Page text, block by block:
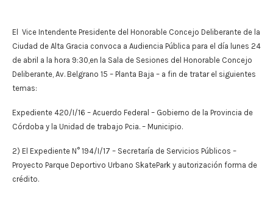
El Vice Intendente Presidente del Honorable Concejo Deliberante de la
Ciudad de Alta Gracia convoca a Audiencia Pública para el día lunes 24
de abril a la hora 9:30,en la Sala de Sesiones del Honorable Concejo
Deliberante, Av. Belgrano 15 – Planta Baja – a fin de tratar el siguientes
temas:
Expediente 420/I/16 – Acuerdo Federal – Gobierno de la Provincia de
Córdoba y la Unidad de trabajo Pcia. – Municipio.
2) El Expediente N° 194/I/17 – Secretaría de Servicios Públicos –
Proyecto Parque Deportivo Urbano SkatePark y autorización forma de
crédito.